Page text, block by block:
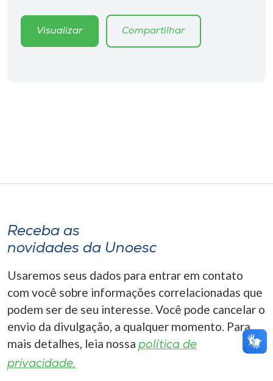
Editora
A+
Visualizar Compartilhar
Receba as
novidades da Unoesc
Usaremos seus dados para entrar em contato
com você sobre informações correlacionadas que
podem ser de seu interesse. Você pode cancelar o
envio da divulgação, a qualquer momento. Para
mais detalhes, leia nossa política de
privacidade.